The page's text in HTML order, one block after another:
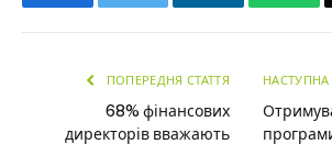
ПОПЕРЕДНЯ СТАТТЯ
68% фінансових
директорів вважають
НАСТУПНА